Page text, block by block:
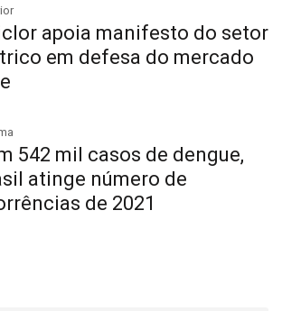
apoia manifesto do setor
em defesa do mercado
542 mil casos de dengue,
atinge número de
de 2021